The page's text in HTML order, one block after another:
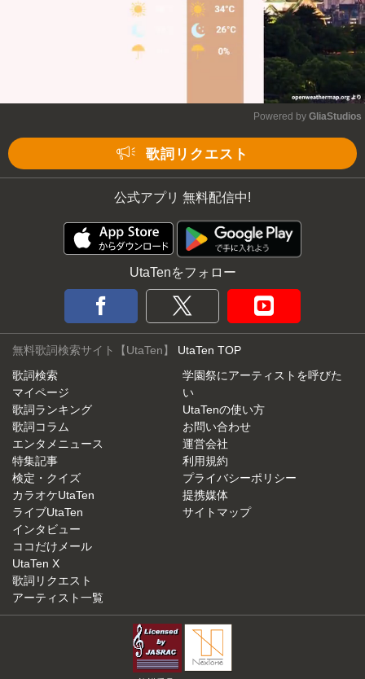
Powered by GliaStudios
歌詞リクエスト
公式アプリ 無料配信中!
UtaTenをフォロー
無料歌詞検索サイト【UtaTen】 UtaTen TOP
歌詞検索
マイページ
歌詞ランキング
歌詞コラム
エンタメニュース
特集記事
検定・クイズ
カラオケUtaTen
ライブUtaTen
インタビュー
ココだけメール
UtaTen X
歌詞リクエスト
アーティスト一覧
学園祭にアーティストを呼びた
い
UtaTenの使い方
お問い合わせ
運営会社
利用規約
プライバシーポリシー
提携媒体
サイトマップ